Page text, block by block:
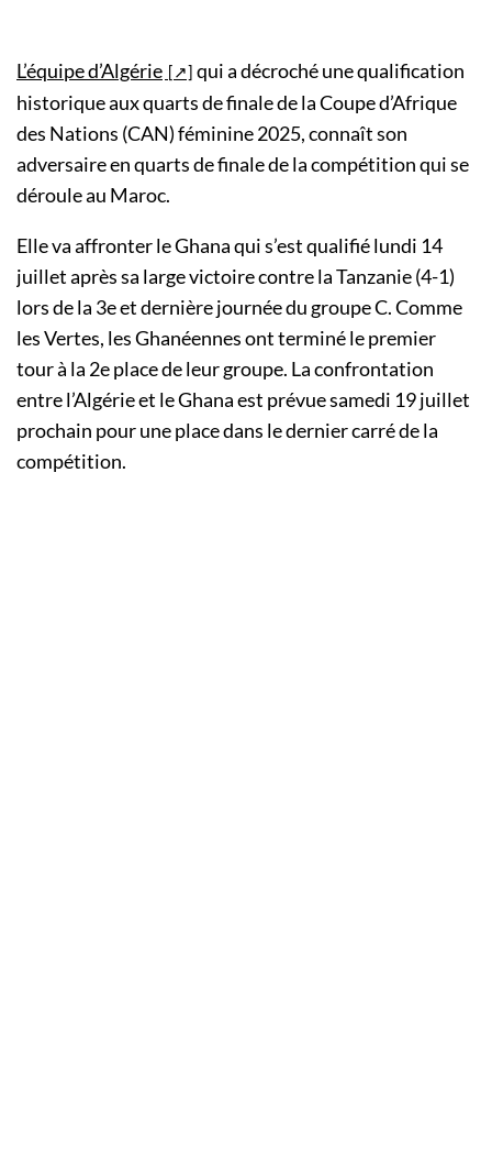
L’équipe d’Algérie
qui a décroché une qualification
historique aux quarts de finale de la Coupe d’Afrique
des Nations (CAN) féminine 2025, connaît son
adversaire en quarts de finale de la compétition qui se
déroule au Maroc.
Elle va affronter le Ghana qui s’est qualifié lundi 14
juillet après sa large victoire contre la Tanzanie (4-1)
lors de la 3e et dernière journée du groupe C. Comme
les Vertes, les Ghanéennes ont terminé le premier
tour à la 2e place de leur groupe. La confrontation
entre l’Algérie et le Ghana est prévue samedi 19 juillet
prochain pour une place dans le dernier carré de la
compétition.